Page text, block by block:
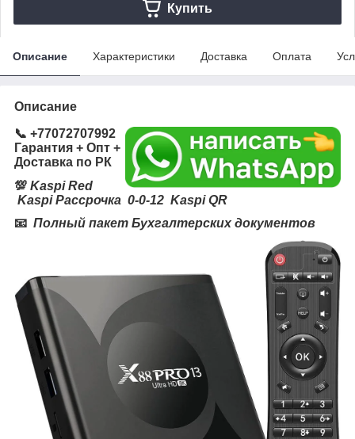
Купить
Описание Характеристики Доставка Оплата
Описание
📞 +77072707992
Гарантия + Опт +
Доставка по РК
💯 Kaspi Red
Kaspi Рассрочка 0-0-12 Kaspi QR
📧 Полный пакет Бухгалтерских документов